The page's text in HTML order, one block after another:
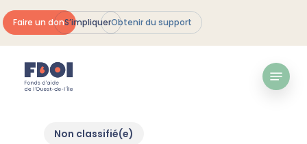
Skip
to
main
content
Faire un donS’impliquerObtenir du support
Menu
Non classifié(e)
le
menu